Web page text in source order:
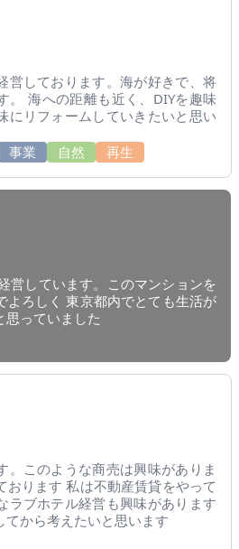
営しております。海が好きで、将
。 海への距離も近く、DIYを趣味
にリフォームしていきたいと思い
事業 自然 再生
営しています。このマンションを
よろしく 東京都内でとても生活が
思っていました
。このような商売は興味がありま
おります 私は不動産賃貸をやって
ラブホテル経営も興味があります
から考えたいと思います